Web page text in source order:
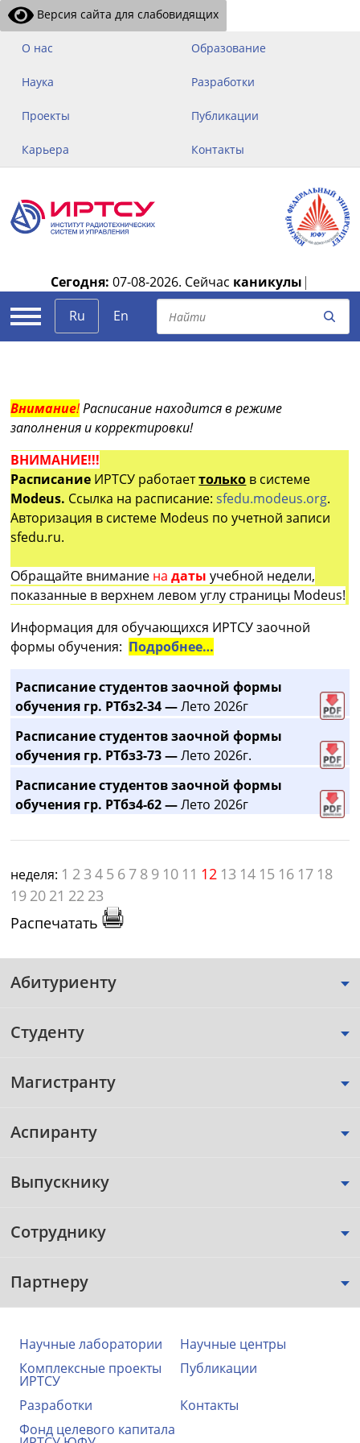
Версия сайта для слабовидящих
О нас Образование
Наука Разработки
Проекты Публикации
Карьера Контакты
Сегодня: 07-08-2026. Сейчас каникулы |
Ru
En
Внимание!Расписание находится в режиме
заполнения и корректировки!
ВНИМАНИЕ!!!
Расписание ИРТСУ работаеттолько в системе
Modeus. Ссылка на расписание:sfedu.modeus.org.
Авторизация в системе Modeus по учетной записи
sfedu.ru.
Обращайте внимание на датыучебной недели,
показанные в верхнем левом углу страницы Modeus!
Информация для обучающихся ИРТСУ заочной
формы обучения: Подробнее…
Расписание студентов заочной формы
обучения гр. РТбз2-34 —Лето 2026г
Расписание студентов заочной формы
обучения гр. РТбз3-73 —Лето 2026г.
Расписание студентов заочной формы
обучения гр. РТбз4-62 —Лето 2026г
неделя: 1 2 3 4 5 6 7 8 9 10 11 12 13 14 15 16 17 18
19 20 21 22 23
Распечатать
Абитуриенту
Студенту
Магистранту
Аспиранту
Выпускнику
Сотруднику
Партнеру
Научные лаборатории
Научные центры
Комплексные проекты
ИРТСУ
Публикации
Разработки
Контакты
Фонд целевого капитала